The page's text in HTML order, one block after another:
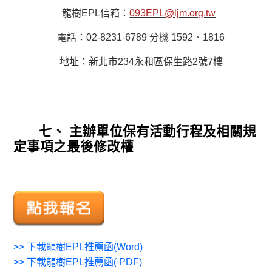
龍樹EPL信箱：093EPL@ljm.org.tw
電話：02-8231-6789 分機 1592、1816
地址：新北市234永和區保生路2號7樓
七、 主辦單位保有活動行程及相關規
定事項之最後修改權
>>下載龍樹EPL推薦函(Word)
>> 下載龍樹EPL推薦函( PDF)